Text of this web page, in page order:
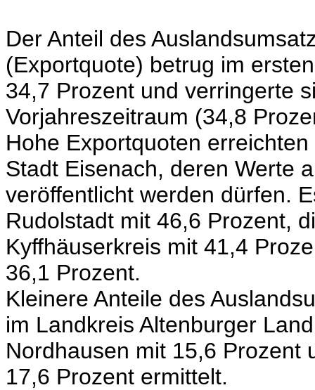
Der Anteil des
(Exportquote) betrug im
34,7 Prozent und verringerte
Vorjahreszeitraum (34,8
Hohe Exportquoten
Stadt Eisenach, deren Werte
veröffentlicht werden dürfen.
Rudolstadt mit 46,6 Prozent,
Kyffhäuserkreis mit 41,4
36,1 Prozent.
Kleinere Anteile des
im Landkreis Altenburger
Nordhausen mit 15,6 Prozent
17,6 Prozent ermittelt.